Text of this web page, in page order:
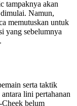
tampaknya akan
dimulai. Namun,
memutuskan untuk
yang sebelumnya
serta taktik
lini pertahanan
Cheek belum